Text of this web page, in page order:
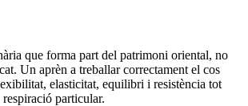
que forma part del patrimoni oriental, no
Un aprèn a treballar correctament el cos
elasticitat, equilibri i resistència tot
particular.